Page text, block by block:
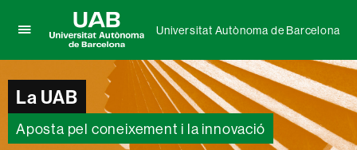
per
desplegar
el
menú
de
Universitat
Autònoma
de
Universitat Autònoma de Barcelona
La UAB
Aposta pel coneixement i la innovació